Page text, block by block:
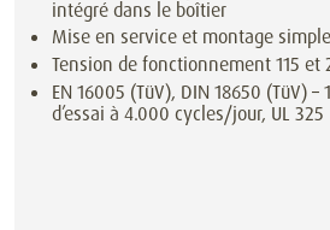
intégré dans le boîtier
Mise en service et montage
Tension de fonctionnement 115 et
EN 16005 (TüV), DIN 18650 (TüV)
d’essai à 4.000 cycles/jour, UL 325